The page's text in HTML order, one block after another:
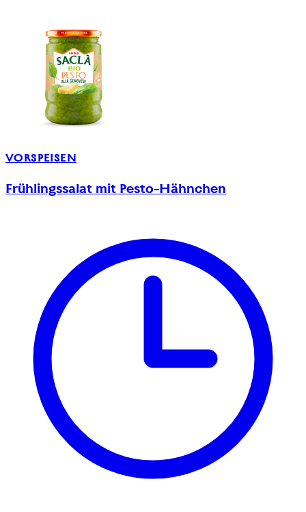
VORSPEISEN
Frühlingssalat mit Pesto-Hähnchen